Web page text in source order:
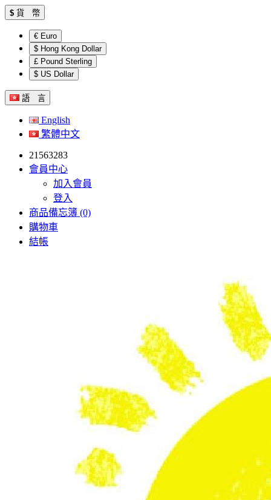
$ 貨 幣
€ Euro
$ Hong Kong Dollar
£ Pound Sterling
$ US Dollar
語 言
English
繁體中文
21563283
會員中心
加入會員
登入
商品備忘簿 (0)
購物車
結帳